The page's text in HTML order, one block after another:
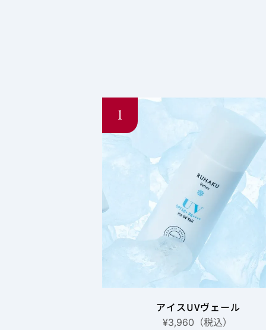
アイスUVヴェール
¥3,960 （税込）